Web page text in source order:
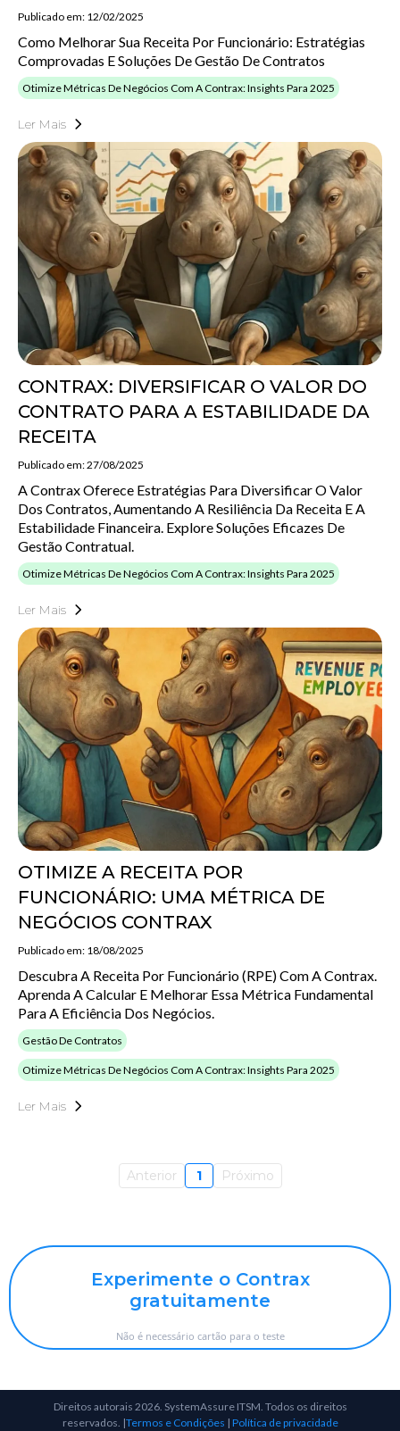
Publicado em: 12/02/2025
Como Melhorar Sua Receita Por Funcionário: Estratégias
Comprovadas E Soluções De Gestão De Contratos
Otimize Métricas De Negócios Com A Contrax: Insights Para 2025
Ler Mais
CONTRAX: DIVERSIFICAR O VALOR DO
CONTRATO PARA A ESTABILIDADE DA
RECEITA
Publicado em: 27/08/2025
A Contrax Oferece Estratégias Para Diversificar O Valor
Dos Contratos, Aumentando A Resiliência Da Receita E A
Estabilidade Financeira. Explore Soluções Eficazes De
Gestão Contratual.
Otimize Métricas De Negócios Com A Contrax: Insights Para 2025
Ler Mais
OTIMIZE A RECEITA POR
FUNCIONÁRIO: UMA MÉTRICA DE
NEGÓCIOS CONTRAX
Publicado em: 18/08/2025
Descubra A Receita Por Funcionário (RPE) Com A Contrax.
Aprenda A Calcular E Melhorar Essa Métrica Fundamental
Para A Eficiência Dos Negócios.
Gestão De Contratos
Otimize Métricas De Negócios Com A Contrax: Insights Para 2025
Ler Mais
Anterior 1 Próximo
Experimente o Contrax
gratuitamente
Não é necessário cartão para o teste
Direitos autorais 2026. SystemAssure ITSM. Todos os direitos
reservados. |Termos e Condições | Política de privacidade